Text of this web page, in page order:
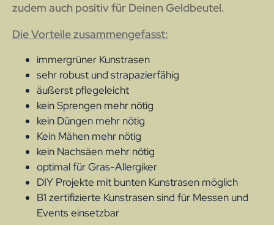
zudem auch positiv für Deinen Geldbeutel.
Die Vorteile zusammengefasst:
immergrüner Kunstrasen
sehr robust und strapazierfähig
äußerst pflegeleicht
kein Sprengen mehr nötig
kein Düngen mehr nötig
Kein Mähen mehr nötig
kein Nachsäen mehr nötig
optimal für Gras-Allergiker
DIY Projekte mit bunten Kunstrasen möglich
B1 zertifizierte Kunstrasen sind für Messen und
Events einsetzbar